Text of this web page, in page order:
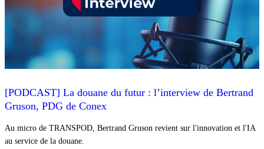
[PODCAST] La douane du futur : l’interview de Bertrand
Gruson, PDG de Conex
Au micro de TRANSPOD, Bertrand Gruson revient sur l'innovation et l'IA
au service de la douane.